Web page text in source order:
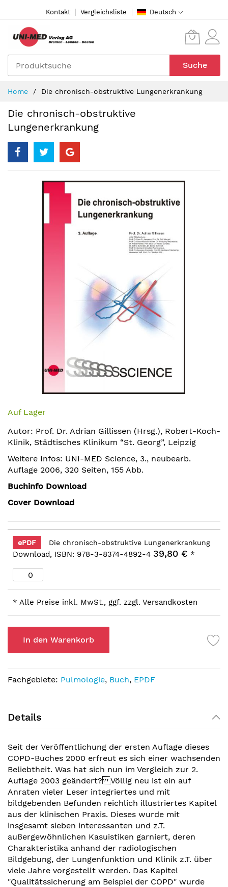
Inhalt
Kontakt Vergleichsliste Deutsch
Suche
Home Die chronisch-obstruktive Lungenerkrankung
Die chronisch-obstruktive
Lungenerkrankung
Anfang
Bildergalerie
springen
Auf Lager
Autor: Prof. Dr. Adrian Gillissen (Hrsg.), Robert-Koch-
Klinik, Städtisches Klinikum “St. Georg”, Leipzig
Weitere Infos: UNI-MED Science, 3., neubearb.
Auflage 2006, 320 Seiten, 155 Abb.
Buchinfo Download
Cover Download
ePDF Die chronisch-obstruktive Lungenerkrankung
Download, ISBN: 978-3-8374-4892-4 39,80 € *
* Alle Preise inkl. MwSt., ggf. zzgl. Versandkosten
In den Warenkorb
Fachgebiete: Pulmologie, Buch, EPDF
Details
Seit der Veröffentlichung der ersten Auflage dieses
COPD-Buches 2000 erfreut es sich einer wachsenden
Beliebtheit. Was hat sich nun im Vergleich zur 2.
Auflage 2003 geändert? Völlig neu ist ein auf
Anraten vieler Leser integriertes und mit
bildgebenden Befunden reichlich illustriertes Kapitel
aus der klinischen Praxis. Dieses wurde mit
insgesamt sieben interessanten und z.T.
außergewöhnlichen Kasuistiken garniert, deren
Charakteristika anhand der radiologischen
Bildgebung, der Lungenfunktion und Klinik z.T. über
viele Jahre vorgestellt werden. Das Kapitel
"Qualitätssicherung am Beispiel der COPD" wurde